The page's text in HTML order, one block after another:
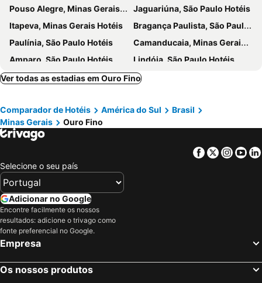
Pouso Alegre, Minas Gerais Hotéis
Jaguariúna, São Paulo Hotéis
Itapeva, Minas Gerais Hotéis
Bragança Paulista, São Paulo Hotéis
Paulínia, São Paulo Hotéis
Camanducaia, Minas Gerais Hotéis
Amparo, São Paulo Hotéis
Lindóia, São Paulo Hotéis
São Bento do Sapucaí, São Paulo Hotéis
Gonçalves, Minas Gerais Hotéis
Mogi Guaçu, São Paulo Hotéis
Monte Sião, Minas Gerais Hotéis
Jarinu, São Paulo Hotéis
Mogi Mirim, São Paulo Hotéis
Monte Alegre do Sul, São Paulo Hotéis
Diamantina, Minas Gerais Hotéis
Serro, Minas Gerais Hotéis
Augusto de Lima, Minas Gerais Hotéis
São Paulo, São Paulo Hotéis
Natal, Rio Grande do Norte Hotéis
Porto de Galinhas, Pernambuco Hotéis
Maceió, Alagoas Hotéis
Ver todas as estadias em Ouro Fino
Comparador de Hotéis América do Sul
Brasil
Minas Gerais
Ouro Fino
Facebook
Twitter
Selecione o seu país
Adicionar no Google
Encontre facilmente os nossos
resultados: adicione o trivago como
fonte preferencial no Google.
Empresa
Os nossos produtos